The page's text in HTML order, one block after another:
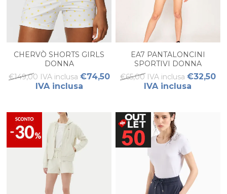
CHERVÒ SHORTS GIRLS
DONNA
€149,00 IVA inclusa €74,50
IVA inclusa
EA7 PANTALONCINI
SPORTIVI DONNA
€65,00 IVA inclusa €32,50
IVA inclusa